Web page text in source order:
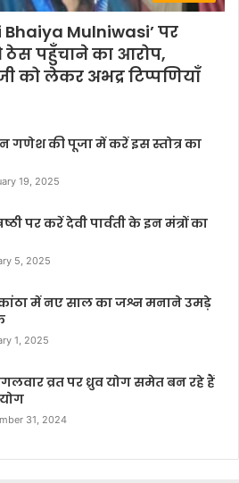
Mulniwasi’ पर
ठेस पहुँचाने का आरोप,
को लेकर अभद्र टिप्पणियाँ
गणेश की पूजा में करें इस स्तोत्र का
19, 2025
पर करें देवी पार्वती के इन मंत्रों का
5, 2025
में नए साल का जश्न मनाने उमड़े
1, 2025
व्रत पर ध्रुव योग समेत बन रहे हैं
31, 2024